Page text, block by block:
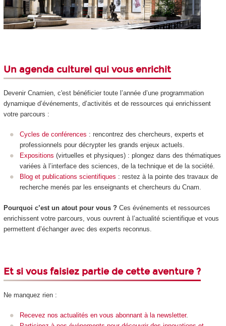
Un agenda culturel qui vous enrichit
Devenir Cnamien, c'est bénéficier toute l’année d’une programmation
dynamique d’événements, d’activités et de ressources qui enrichissent
votre parcours :
Cycles de conférences : rencontrez des chercheurs, experts et
professionnels pour décrypter les grands enjeux actuels.
Expositions (virtuelles et physiques) : plongez dans des thématiques
variées à l’interface des sciences, de la technique et de la société.
Blog et publications scientifiques : restez à la pointe des travaux de
recherche menés par les enseignants et chercheurs du Cnam.
Pourquoi c’est un atout pour vous ? Ces événements et ressources
enrichissent votre parcours, vous ouvrent à l’actualité scientifique et vous
permettent d’échanger avec des experts reconnus.
Et si vous faisiez partie de cette aventure ?
Ne manquez rien :
Recevez nos actualités en vous abonnant à la newsletter.